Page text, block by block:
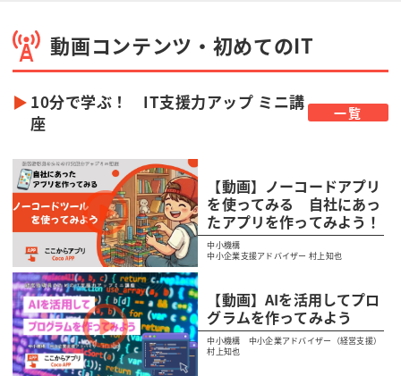
動画コンテンツ・初めてのIT
10分で学ぶ！ IT支援力アップ ミニ講
座
一覧
【動画】ノーコードアプリ
を使ってみる 自社にあっ
たアプリを作ってみよう！
中小機構
中小企業支援アドバイザー 村上知也
【動画】AIを活用してプロ
グラムを作ってみよう
中小機構 中小企業アドバイザー（経営支援）
村上知也